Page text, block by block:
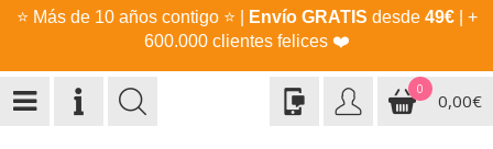
⭐ Más de 10 años contigo ⭐ Envío GRATIS desde 49€| +
600.000 clientes felices ❤️
0
0,00€